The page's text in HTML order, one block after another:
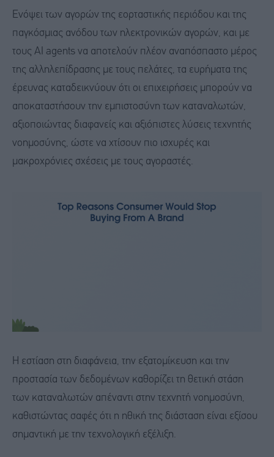
Ενόψει των αγορών της εορταστικής περιόδου και της
παγκόσμιας ανόδου των ηλεκτρονικών αγορών, και με
τους AI agents να αποτελούν πλέον αναπόσπαστο μέρος
της αλληλεπίδρασης με τους πελάτες, τα ευρήματα της
έρευνας καταδεικνύουν ότι οι επιχειρήσεις μπορούν να
αποκαταστήσουν την εμπιστοσύνη των καταναλωτών,
αξιοποιώντας διαφανείς και αξιόπιστες λύσεις τεχνητής
νοημοσύνης, ώστε να χτίσουν πιο ισχυρές και
μακροχρόνιες σχέσεις με τους αγοραστές.
Η εστίαση στη διαφάνεια, την εξατομίκευση και την
προστασία των δεδομένων καθορίζει τη θετική στάση
των καταναλωτών απέναντι στην τεχνητή νοημοσύνη,
καθιστώντας σαφές ότι η ηθική της διάσταση είναι εξίσου
σημαντική με την τεχνολογική εξέλιξη.